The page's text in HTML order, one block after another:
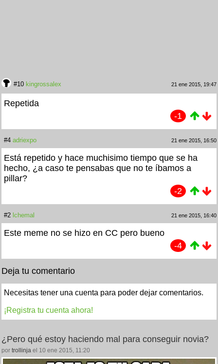
#10 kingrossalex 21 ene 2015, 19:47
Repetida
-1
#4 adriexpo 21 ene 2015, 16:50
Está repetido y hace muchisimo tiempo que se ha
hecho, ¿a caso te pensabas que no te íbamos a
pillar?
-2
#2 lchemal 21 ene 2015, 16:40
Este meme no se hizo en CC pero bueno
-4
Deja tu comentario
Necesitas tener una cuenta para poder dejar comentarios.
¡Registra tu cuenta ahora!
¿Pero qué estoy haciendo mal para conseguir novia?
por trollinja el 10 ene 2015, 11:20